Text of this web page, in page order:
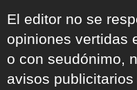
El editor no se
opiniones vertidas
o con seudónimo,
avisos